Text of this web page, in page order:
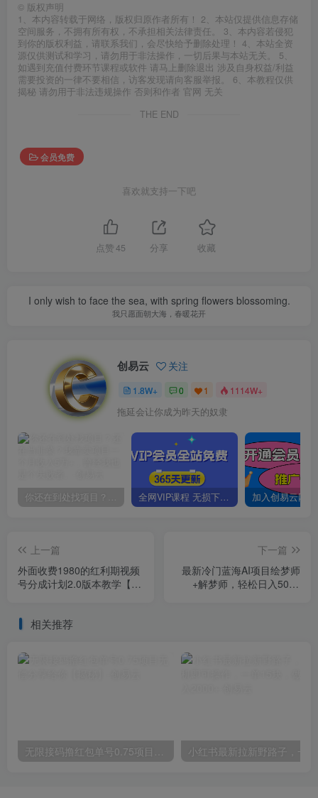
© 版权声明
1、本内容转载于网络，版权归原作者所有！ 2、本站仅提供信息存储
空间服务，不拥有所有权，不承担相关法律责任。 3、本内容若侵犯
到你的版权利益，请联系我们，会尽快给予删除处理！ 4、本站全资
源仅供测试和学习，请勿用于非法操作，一切后果与本站无关。 5、
如遇到充值付费环节课程或软件 请马上删除退出 涉及自身权益/利益
需要投资的一律不要相信，访客发现请向客服举报。 6、本教程仅供
揭秘 请勿用于非法违规操作 否则和作者 官网 无关
THE END
会员免费
喜欢就支持一下吧
点赞 45 分享 收藏
I only wish to face the sea, with spring flowers blossoming.
我只愿面朝大海，春暖花开
创易云 关注
1.8W+ 0 1 1114W+
拖延会让你成为昨天的奴隶
你还在到处找项目？还在当韭菜？我靠卖项目一个月收入5万+，曾经我也是个失败者。 全网VIP课程 无损下载~
上一篇
外面收费1980的红利期视频
号分成计划2.0版本教学【揭
下一篇
最新冷门蓝海AI项目绘梦师
+解梦师，轻松日入500+
相关推荐
无限接码撸红包单号0.75项目无偿分享给你【揭秘】